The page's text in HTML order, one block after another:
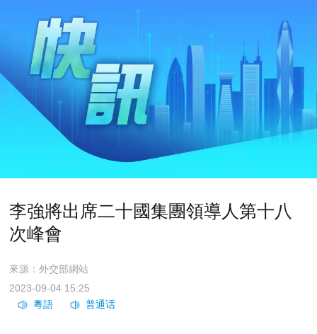
李強將出席二十國集團領導人第十八
次峰會
來源：外交部網站
2023-09-04 15:25